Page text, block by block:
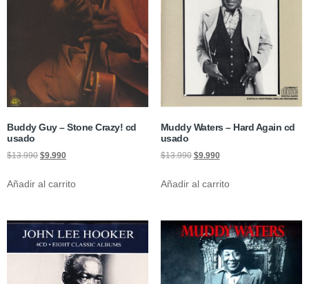
Buddy Guy – Stone Crazy! cd
usado
$13.990 $9.990
Añadir al carrito
Muddy Waters – Hard Again cd
usado
$13.990 $9.990
Añadir al carrito